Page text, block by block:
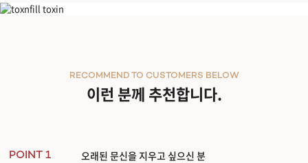
이런 분께 추천합니다.
RECOMMEND TO CUSTOMERS BELOW
POINT 1 오래된 문신을 지우고 싶으신 분